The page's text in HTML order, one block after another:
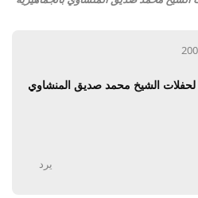
لحفلات الشيخ محمد صديق المنشاوي
يرد